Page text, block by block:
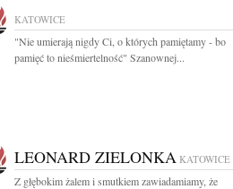
KATOWICE
"Nie umierają nigdy Ci, o których pamiętamy - bo
pamięć to nieśmiertelność" Szanownej...
LEONARD ZIELONKA KATOWICE
Z głębokim żalem i smutkiem zawiadamiamy, że